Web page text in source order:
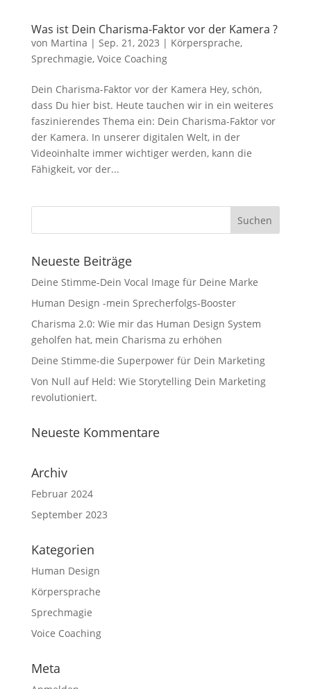
Was ist Dein Charisma-Faktor vor der Kamera ?
von Martina | Sep. 21, 2023 | Körpersprache,
Sprechmagie, Voice Coaching
Dein Charisma-Faktor vor der Kamera Hey, schön,
dass Du hier bist. Heute tauchen wir in ein weiteres
faszinierendes Thema ein: Dein Charisma-Faktor vor
der Kamera. In unserer digitalen Welt, in der
Videoinhalte immer wichtiger werden, kann die
Fähigkeit, vor der...
Neueste Beiträge
Deine Stimme-Dein Vocal Image für Deine Marke
Human Design -mein Sprecherfolgs-Booster
Charisma 2.0: Wie mir das Human Design System
geholfen hat, mein Charisma zu erhöhen
Deine Stimme-die Superpower für Dein Marketing
Von Null auf Held: Wie Storytelling Dein Marketing
revolutioniert.
Neueste Kommentare
Archiv
Februar 2024
September 2023
Kategorien
Human Design
Körpersprache
Sprechmagie
Voice Coaching
Meta